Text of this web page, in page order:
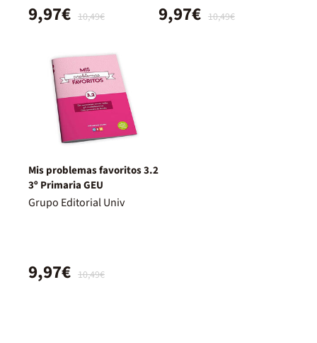
10,49€
9,97€ 10,49€
9,97€
Mis problemas favoritos 3.2
3º Primaria GEU
Grupo Editorial Univ
10,49€
9,97€